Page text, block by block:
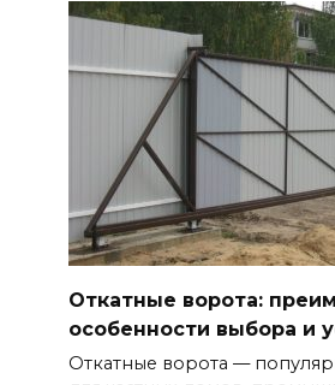
Откатные ворота:
особенности выбора и
Откатные ворота —